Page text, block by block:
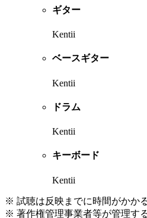
ギター
Kentii
ベースギター
Kentii
ドラム
Kentii
キーボード
Kentii
※ 試聴は反映までに時間がかか
※ 著作権管理事業者等が管理す